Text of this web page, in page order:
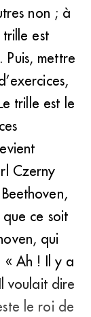
non ; à
est
Puis, mettre
trille est le
Czerny
ce soit
qui
Ah ! Il y a
voulait dire
le roi de